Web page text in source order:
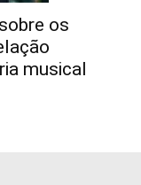
os
musical